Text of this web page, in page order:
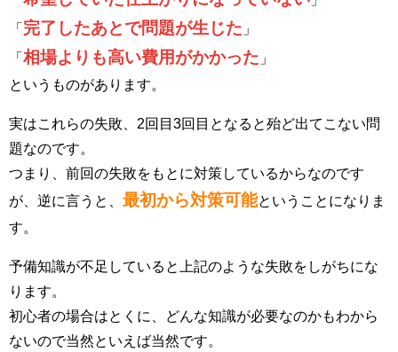
「 完了したあとで問題が生じた 」
「 相場よりも高い費用がかかった 」
というものがあります。
実はこれらの失敗、2回目3回目となると殆ど出てこない問
題なのです。
つまり、前回の失敗をもとに対策しているからなのです
が、逆に言うと、 最初から対策可能ということになりま
す。
予備知識が不足していると上記のような失敗をしがちにな
ります。
初心者の場合はとくに、どんな知識が必要なのかもわから
ないので当然といえば当然です。